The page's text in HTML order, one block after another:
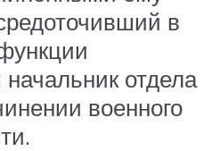
в
отдела
военного